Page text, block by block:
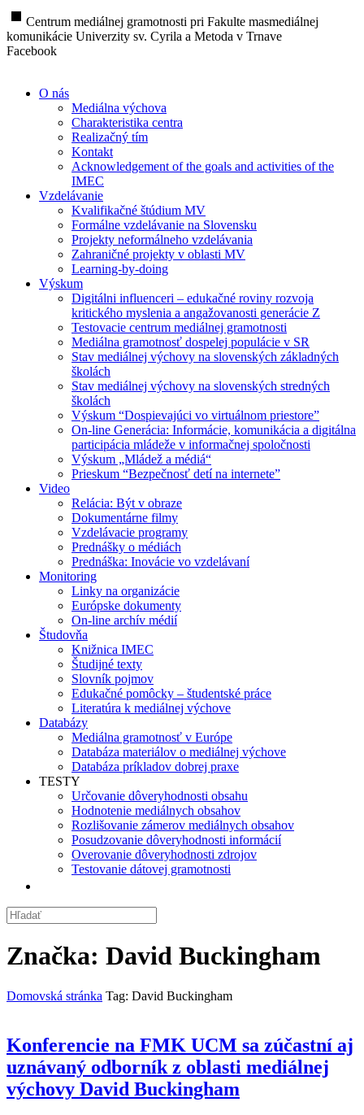
stop Centrum mediálnej gramotnosti pri Fakulte masmediálnej
komunikácie Univerzity sv. Cyrila a Metoda v Trnave
Facebook
O nás
Mediálna výchova
Charakteristika centra
Realizačný tím
Kontakt
Acknowledgement of the goals and activities of the
IMEC
Vzdelávanie
Kvalifikačné štúdium MV
Formálne vzdelávanie na Slovensku
Projekty neformálneho vzdelávania
Zahraničné projekty v oblasti MV
Learning-by-doing
Výskum
Digitálni influenceri – edukačné roviny rozvoja
kritického myslenia a angažovanosti generácie Z
Testovacie centrum mediálnej gramotnosti
Mediálna gramotnosť dospelej populácie v SR
Stav mediálnej výchovy na slovenských základných
školách
Stav mediálnej výchovy na slovenských stredných
školách
Výskum “Dospievajúci vo virtuálnom priestore”
On-line Generácia: Informácie, komunikácia a digitálna
participácia mládeže v informačnej spoločnosti
Výskum „Mládež a médiá“
Prieskum “Bezpečnosť detí na internete”
Video
Relácia: Být v obraze
Dokumentárne filmy
Vzdelávacie programy
Prednášky o médiách
Prednáška: Inovácie vo vzdelávaní
Monitoring
Linky na organizácie
Európske dokumenty
On-line archív médií
Študovňa
Knižnica IMEC
Študijné texty
Slovník pojmov
Edukačné pomôcky – študentské práce
Literatúra k mediálnej výchove
Databázy
Mediálna gramotnosť v Európe
Databáza materiálov o mediálnej výchove
Databáza príkladov dobrej praxe
TESTY
Určovanie dôveryhodnosti obsahu
Hodnotenie mediálnych obsahov
Rozlišovanie zámerov mediálnych obsahov
Posudzovanie dôveryhodnosti informácií
Overovanie dôveryhodnosti zdrojov
Testovanie dátovej gramotnosti
Značka: David Buckingham
Domovská stránka Tag: David Buckingham
Konferencie na FMK UCM sa zúčastní aj
uznávaný odborník z oblasti mediálnej
výchovy David Buckingham